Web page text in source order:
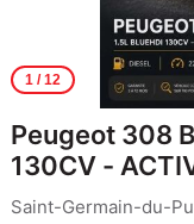
1/ 12
Peugeot 308
130CV -
Saint-Germain-du-